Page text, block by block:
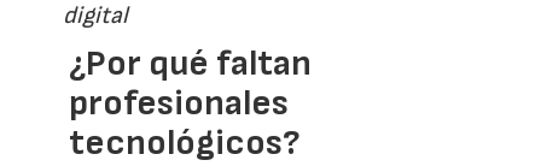
digital
¿Por qué faltan
profesionales
tecnológicos?